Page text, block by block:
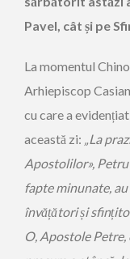
Pavel, cât și pe
La momentul
Arhiepiscop
cu care a
această zi: „La
Apostolilor», Petru
fapte minunate,
învățători și
O, Apostole Petre,